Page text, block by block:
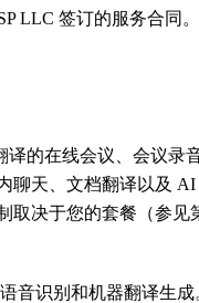
LLC 签订的服务合同。
译的在线会议、会议录
聊天、文档翻译以及 AI
取决于您的套餐（参见
音识别和机器翻译生成